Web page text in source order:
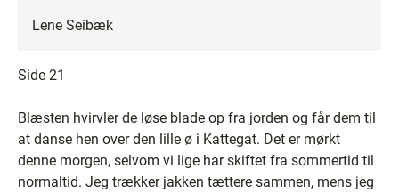
Lene Seibæk
Side 21
Blæsten hvirvler de løse blade op fra jorden og får dem til
at danse hen over den lille ø i Kattegat. Det er mørkt
denne morgen, selvom vi lige har skiftet fra sommertid til
normaltid. Jeg trækker jakken tættere sammen, mens jeg